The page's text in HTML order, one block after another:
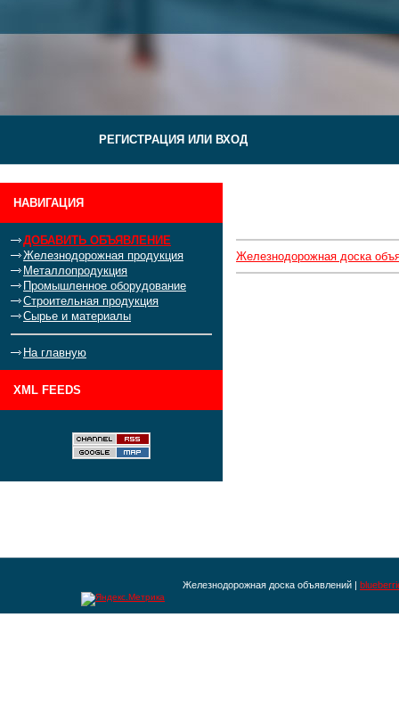
РЕГИСТРАЦИЯ ИЛИ ВХОД
НАВИГАЦИЯ
ДОБАВИТЬ ОБЪЯВЛЕНИЕ
Железнодорожная продукция
Металлопродукция
Промышленное оборудование
Строительная продукция
Сырье и материалы
На главную
XML FEEDS
Железнодорожная доска
Железнодорожная доска объявлений |